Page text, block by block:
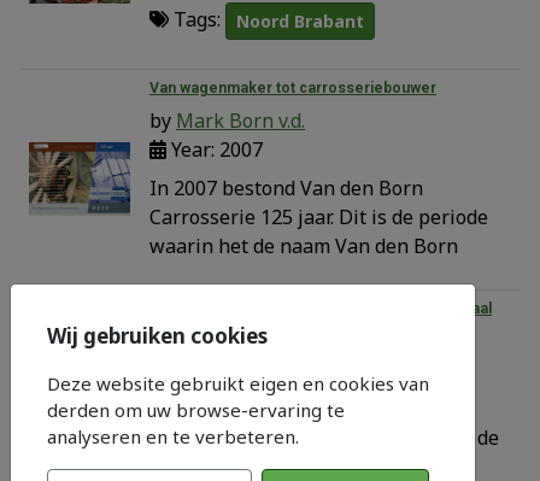
Tags:
Noord Brabant
Van wagenmaker tot carrosseriebouwer
by Mark Born v.d.
Year: 2007
In 2007 bestond Van den Born
Carrosserie 125 jaar. Dit is de periode
waarin het de naam Van den Born
Van Baardwijkseoverlaat tot het Drongels kanaal
byGini van Wijk
Een rijk geïllustreerd boek dat
beschrijft hoe zo’n 250 jaar geleden de
Baardwijkse Overlaat tuss
Wij gebruiken cookies
Deze website gebruikt eigen en cookies van
derden om uw browse-ervaring te
analyseren en te verbeteren.